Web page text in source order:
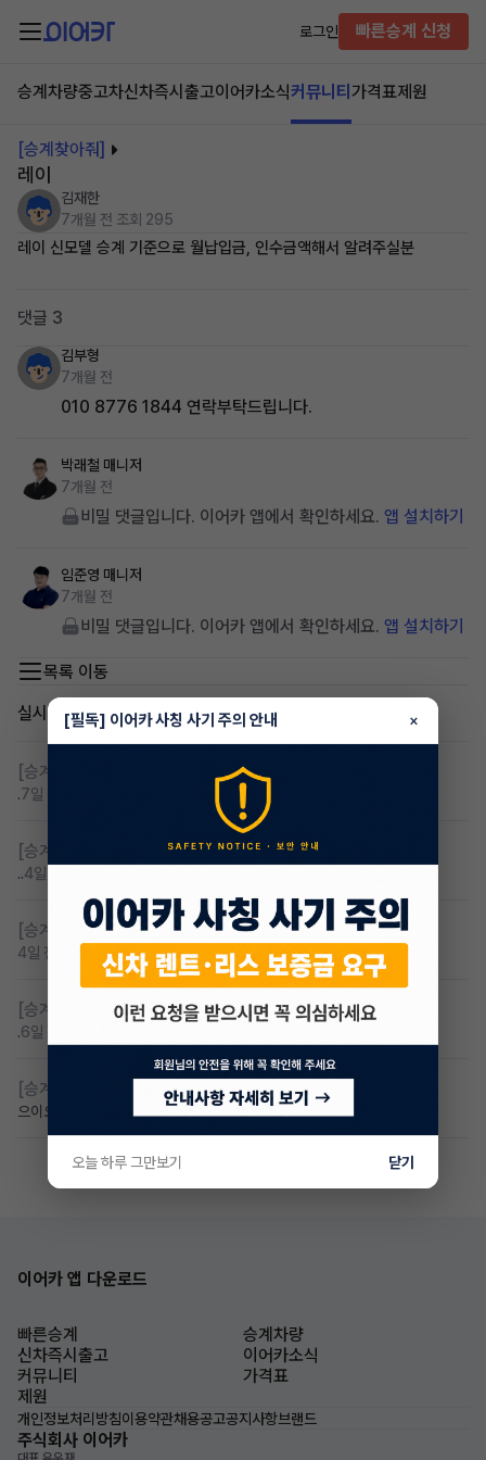
로그인 빠른승계 신청
승계차량중고차신차즉시출고이어카소식커뮤니티 가격표제원
[승계찾아줘]
레이
김재한
7개월 전 조회 295
레이 신모델 승계 기준으로 월납입금, 인수금액해서 알려주실분
댓글 3
김부형
7개월 전
010 8776 1844 연락부탁드립니다.
박래철 매니저
7개월 전
비밀 댓글입니다. 이어카 앱에서 확인하세요. 앱 설치하기
임준영 매니저
7개월 전
비밀 댓글입니다. 이어카 앱에서 확인하세요. 앱 설치하기
목록 이동
실시간 인기글
[승계찾아줘]
.7일 전
[승계찾아줘] 무심사 무보증 만21세 전기차 승계,2운전자
..4일 전
[승계찾아줘] 무보증 무심사 전기차 승계 알아봅니다
4일 전 댓글 1
[승계찾아줘] 제네시스 gv60 렌탈 승계찾습니다
.6일 전
[승계찾아줘] 아이오닉9 승계 받고싶습니다
으이오닉 댓글 0
이어카 앱 다운로드
빠른승계
승계차량
신차즉시출고
이어카소식
커뮤니티
가격표
제원
개인정보처리방침이용약관채용공고공지사항브랜드
주식회사 이어카
[필독] 이어카 사칭 사기 주의 안내 ×
오늘 하루 그만보기 닫기